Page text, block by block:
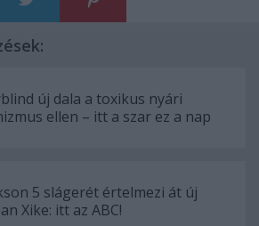
új dala a toxikus nyári
ellen – itt a szar ez a nap
5 slágerét értelmezi át új
Xike: itt az ABC!